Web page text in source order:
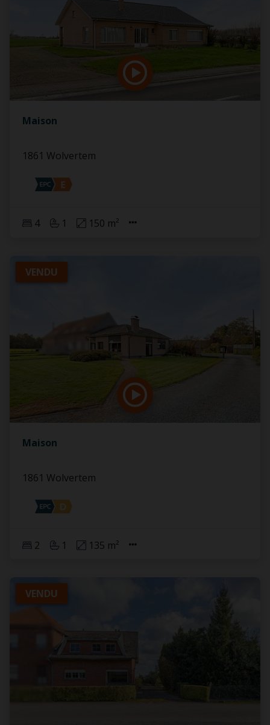
Maison
1861 Wolvertem
4 1 150 m²
VENDU
Maison
1861 Wolvertem
2 1 135 m²
VENDU